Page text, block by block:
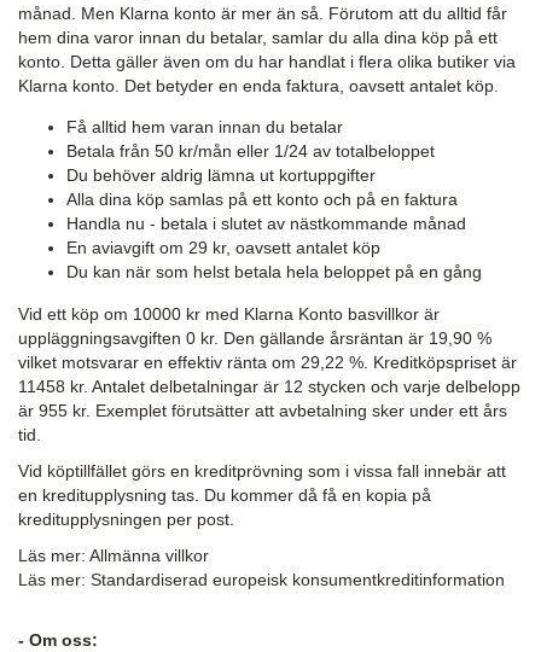
månad. Men Klarna konto är mer än så. Förutom att du alltid får
hem dina varor innan du betalar, samlar du alla dina köp på ett
konto. Detta gäller även om du har handlat i flera olika butiker via
Klarna konto. Det betyder en enda faktura, oavsett antalet köp.
Få alltid hem varan innan du betalar
Betala från 50 kr/mån eller 1/24 av totalbeloppet
Du behöver aldrig lämna ut kortuppgifter
Alla dina köp samlas på ett konto och på en faktura
Handla nu - betala i slutet av nästkommande månad
En aviavgift om 29 kr, oavsett antalet köp
Du kan när som helst betala hela beloppet på en gång
Vid ett köp om 10000 kr med Klarna Konto basvillkor är
uppläggningsavgiften 0 kr. Den gällande årsräntan är 19,90 %
vilket motsvarar en effektiv ränta om 29,22 %. Kreditköpspriset är
11458 kr. Antalet delbetalningar är 12 stycken och varje delbelopp
är 955 kr. Exemplet förutsätter att avbetalning sker under ett års
tid.
Vid köptillfället görs en kreditprövning som i vissa fall innebär att
en kreditupplysning tas. Du kommer då få en kopia på
kreditupplysningen per post.
Läs mer: Allmänna villkor
Läs mer: Standardiserad europeisk konsumentkreditinformation
- Om oss: